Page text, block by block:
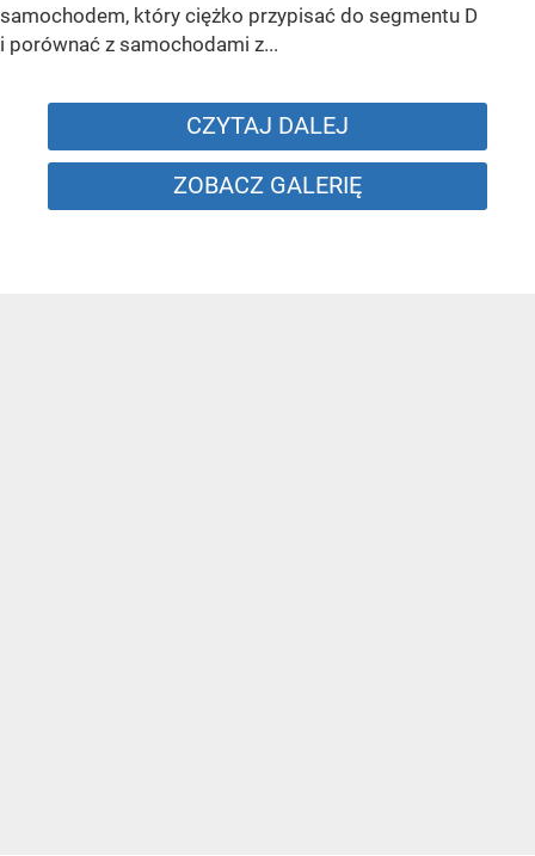
samochodem, który ciężko przypisać do segmentu D
i porównać z samochodami z...
CZYTAJ DALEJ
ZOBACZ GALERIĘ